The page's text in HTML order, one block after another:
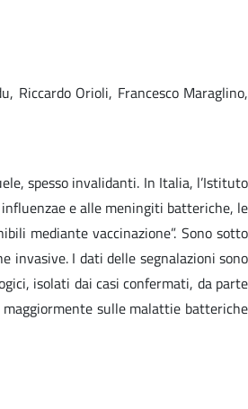
Riccardo Orioli, Francesco Maraglino,
spesso invalidanti. In Italia, l’Istituto
e alle meningiti batteriche, le
mediante vaccinazione”. Sono sotto
invasive. I dati delle segnalazioni sono
isolati dai casi confermati, da parte
sulle malattie batteriche